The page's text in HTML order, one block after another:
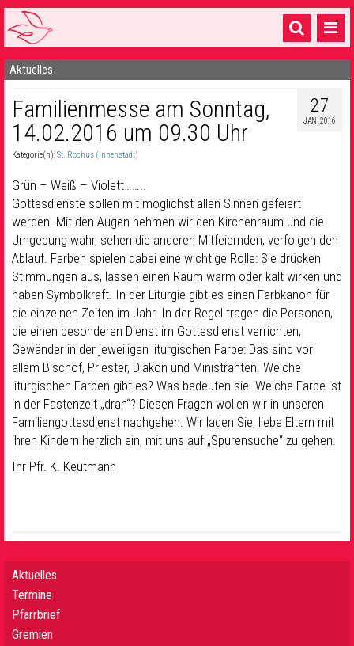
Startseite
1 Pfarrei
16 Gemeinden & mehr
Sakramente & Feste
Gemeinschaft & Soziales
Musik & Kultur
Seelsorge & Kontakt
Aktuelles
27
JAN. 2016
Familienmesse am Sonntag,
14.02.2016 um 09.30 Uhr
Kategorie(n):St. Rochus (Innenstadt)
Grün – Weiß – Violett……..
Gottesdienste sollen mit möglichst allen Sinnen gefeiert
werden. Mit den Augen nehmen wir den Kirchenraum und die
Umgebung wahr, sehen die anderen Mitfeiernden, verfolgen den
Ablauf. Farben spielen dabei eine wichtige Rolle: Sie drücken
Stimmungen aus, lassen einen Raum warm oder kalt wirken und
haben Symbolkraft. In der Liturgie gibt es einen Farbkanon für
die einzelnen Zeiten im Jahr. In der Regel tragen die Personen,
die einen besonderen Dienst im Gottesdienst verrichten,
Gewänder in der jeweiligen liturgischen Farbe: Das sind vor
allem Bischof, Priester, Diakon und Ministranten. Welche
liturgischen Farben gibt es? Was bedeuten sie. Welche Farbe ist
in der Fastenzeit „dran“? Diesen Fragen wollen wir in unseren
Familiengottesdienst nachgehen. Wir laden Sie, liebe Eltern mit
ihren Kindern herzlich ein, mit uns auf „Spurensuche“ zu gehen.
Ihr Pfr. K. Keutmann
Aktuelles
Termine
Pfarrbrief
Gremien